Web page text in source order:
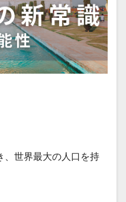
、世界最大の人口を持